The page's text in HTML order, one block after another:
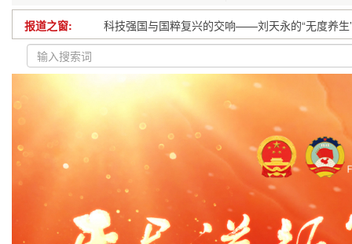
报道之窗:
科技强国与国粹复兴的交响——刘天永的“无度养生
江苏淮阴：安全宣传进工地 共筑生产 “防护网”
在全党开展深入贯彻中央八项规定精神学习教育
破城市“里子工程”难题：市政排水管网恶臭根源
深入学习贯彻全国两会精神 助力经济社会高质量发
中国驻釜山总领事陈日彪：从全国两会感受中国经
信长星与中央社会工作部部长吴汉圣举行工作会谈